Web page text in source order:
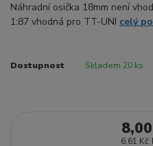
Náhradní osička 18mm není
1:87 vhodná pro TT-UNI celý
Dostupnost Skladem 20 ks
6,61 Kč